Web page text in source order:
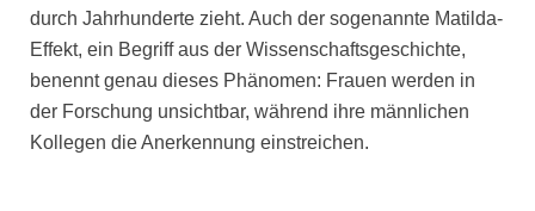
durch Jahrhunderte zieht. Auch der sogenannte Matilda-
Effekt, ein Begriff aus der Wissenschaftsgeschichte,
benennt genau dieses Phänomen: Frauen werden in
der Forschung unsichtbar, während ihre männlichen
Kollegen die Anerkennung einstreichen.